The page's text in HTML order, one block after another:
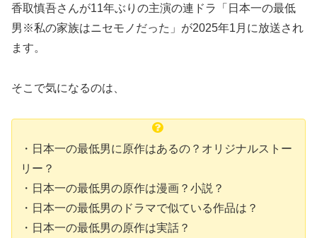
香取慎吾さんが11年ぶりの主演の連ドラ「日本一の最低
男※私の家族はニセモノだった」が2025年1月に放送され
ます。
そこで気になるのは、
・日本一の最低男に原作はあるの？オリジナルストー
リー？
・日本一の最低男の原作は漫画？小説？
・日本一の最低男のドラマで似ている作品は？
・日本一の最低男の原作は実話？